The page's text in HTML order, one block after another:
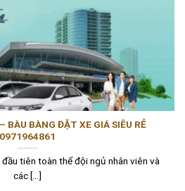
BÀU BÀNG ĐẶT XE GIÁ SIÊU RẺ
0971964861
tiên toàn thể đội ngủ nhân viên và
các [...]